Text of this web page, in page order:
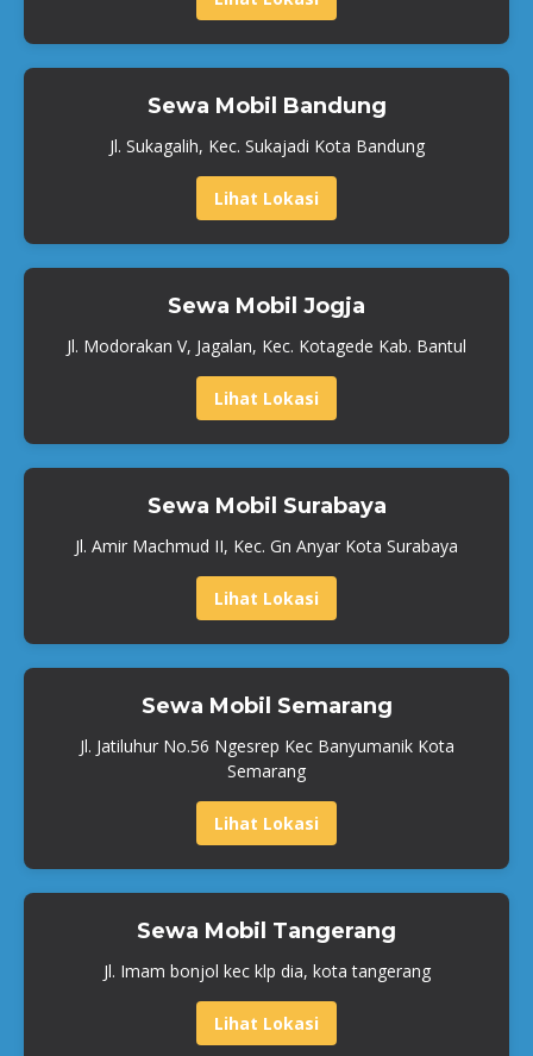
Sewa Mobil Bandung
Jl. Sukagalih, Kec. Sukajadi Kota Bandung
Lihat Lokasi
Sewa Mobil Jogja
Jl. Modorakan V, Jagalan, Kec. Kotagede Kab. Bantul
Lihat Lokasi
Sewa Mobil Surabaya
Jl. Amir Machmud II, Kec. Gn Anyar Kota Surabaya
Lihat Lokasi
Sewa Mobil Semarang
Jl. Jatiluhur No.56 Ngesrep Kec Banyumanik Kota
Semarang
Lihat Lokasi
Sewa Mobil Tangerang
Jl. Imam bonjol kec klp dia, kota tangerang
Lihat Lokasi